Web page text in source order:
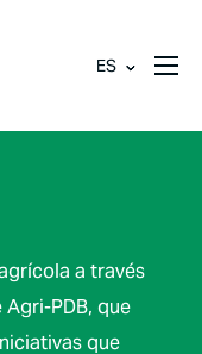
ES
a través
PDB, que
que